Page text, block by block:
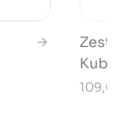
109,00